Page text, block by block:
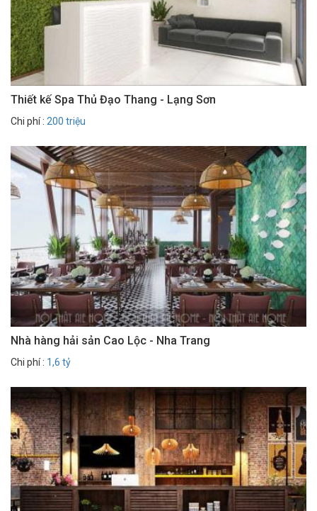
Thiết kế Spa Thủ Đạo Thang - Lạng Sơn
Chi phí : 200 triệu
Nhà hàng hải sản Cao Lộc - Nha Trang
Chi phí : 1,6 tỷ